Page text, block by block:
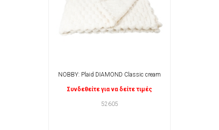
NOBBY: Plaid DIAMOND Classic cream
Συνδεθείτε για να δείτε τιμές
52605